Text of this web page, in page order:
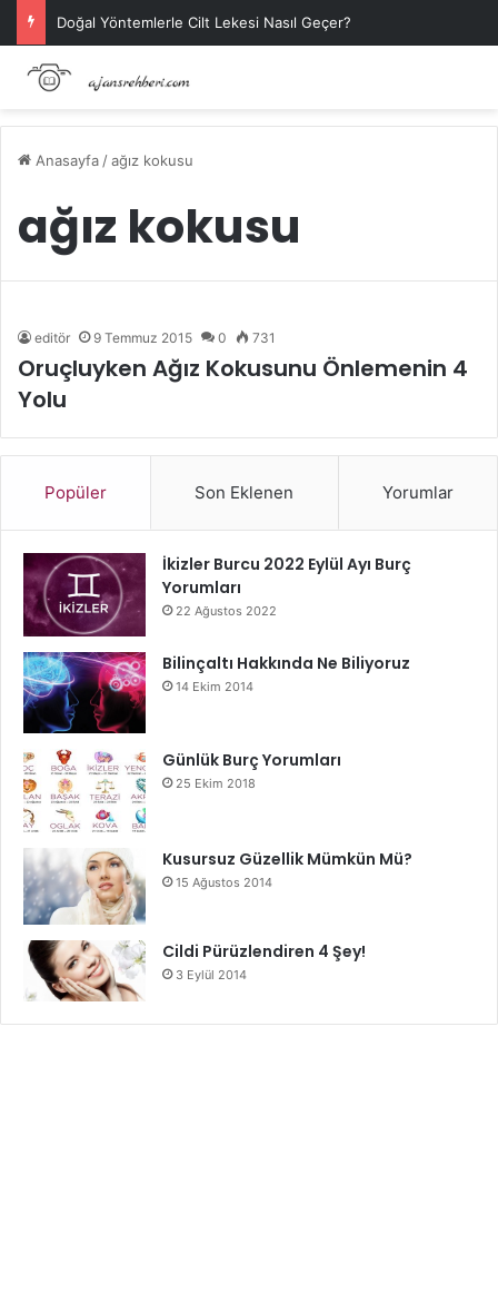
Doğal Yöntemlerle Cilt Lekesi Nasıl Geçer?
Anasayfa /ağız kokusu
ağız kokusu
editör 9 Temmuz 2015 0 731
Oruçluyken Ağız Kokusunu Önlemenin 4
Yolu
Popüler Son Eklenen Yorumlar
İkizler Burcu 2022 Eylül Ayı Burç
Yorumları
22 Ağustos 2022
Bilinçaltı Hakkında Ne Biliyoruz
14 Ekim 2014
Günlük Burç Yorumları
25 Ekim 2018
Kusursuz Güzellik Mümkün Mü?
15 Ağustos 2014
Cildi Pürüzlendiren 4 Şey!
3 Eylül 2014